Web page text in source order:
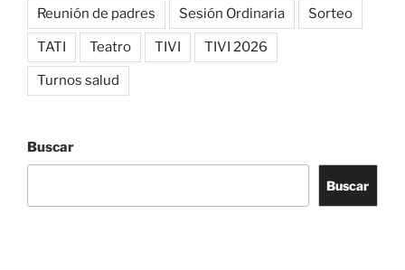
Reunión de padres Sesión Ordinaria Sorteo
TATI Teatro TIVI TIVI 2026
Turnos salud
Buscar
Buscar